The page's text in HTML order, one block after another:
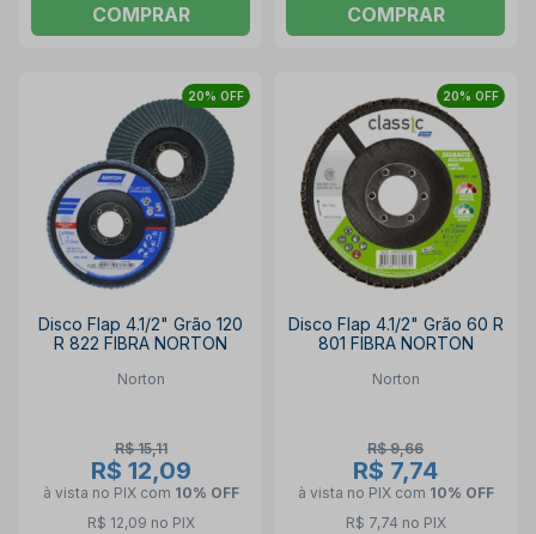
COMPRAR COMPRAR
20% OFF
Disco Flap 4.1/2" Grão 120
R 822 FIBRA NORTON
Norton
R$ 15,11
R$ 12,09
à vista no PIX com 10% OFF
R$ 12,09 no PIX
20% OFF
Disco Flap 4.1/2" Grão 60 R
801 FIBRA NORTON
Norton
R$ 9,66
R$ 7,74
à vista no PIX com 10% OFF
R$ 7,74 no PIX